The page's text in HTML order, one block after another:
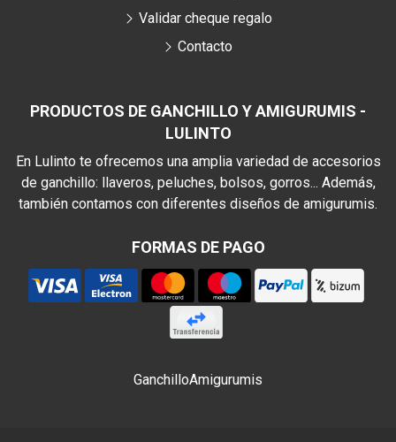
PRODUCTOS DE GANCHILLO Y AMIGURUMIS -
LULINTO
En Lulinto te ofrecemos una amplia variedad de accesorios
de ganchillo: llaveros, peluches, bolsos, gorros... Además,
también contamos con diferentes diseños de amigurumis.
FORMAS DE PAGO
Validar cheque regalo
Contacto
GanchilloAmigurumis